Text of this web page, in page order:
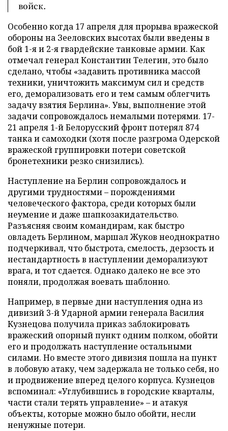
войск.
Особенно когда 17 апреля для прорыва вражеской
обороны на Зееловских высотах были введены в
бой 1-я и 2-я гвардейские танковые армии. Как
отмечал генерал Константин Телегин, это было
сделано, чтобы «задавить противника массой
техники, уничтожить максимум сил и средств
его, деморализовать его и тем самым облегчить
задачу взятия Берлина». Увы, выполнение этой
задачи сопровождалось немалыми потерями. 17-
21 апреля 1-й Белорусский фронт потерял 874
танка и самоходки (хотя после разгрома Одерской
вражеской группировки потери советской
бронетехники резко снизились).
Наступление на Берлин сопровождалось и
другими трудностями – порождениями
человеческого фактора, среди которых были
неумение и даже шапкозакидательство.
Разъясняя своим командирам, как быстро
овладеть Берлином, маршал Жуков неоднократно
подчеркивал, что быстрота, смелость, дерзость и
нестандартность в наступлении деморализуют
врага, и тот сдается. Однако далеко не все это
поняли, продолжая воевать шаблонно.
Например, в первые дни наступления одна из
дивизий 3-й Ударной армии генерала Василия
Кузнецова получила приказ заблокировать
вражеский опорный пункт одним полком, обойти
его и продолжать наступление остальными
силами. Но вместе этого дивизия пошла на пункт
в лобовую атаку, чем задержала не только себя, но
и продвижение вперед целого корпуса. Кузнецов
вспоминал: «Углубившись в городские кварталы,
части стали терять управление» – и атакуя
объекты, которые можно было обойти, несли
ненужные потери.